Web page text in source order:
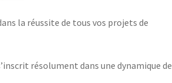
la réussite de tous vos projets de
résolument dans une dynamique de